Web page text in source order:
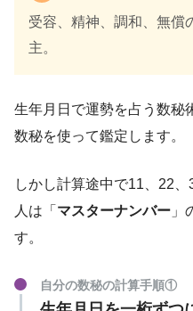
受容、精神、調和、無償
主。
生年月日で運勢を占う数秘
数秘を使って鑑定します。
しかし計算途中で11、22
人は「 マスターナンバー 」
す。
自分の数秘の計算手順①